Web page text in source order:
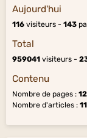
Aujourd'hui
116 visiteurs - 143
Total
959041 visiteurs -
Contenu
Nombre de pages :
Nombre d'articles :